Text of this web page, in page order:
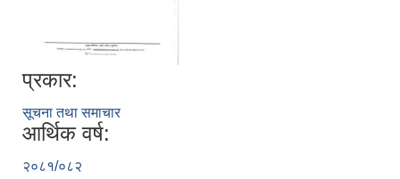
प्रकार:
सूचना तथा समाचार
आर्थिक वर्ष:
२०८१/०८२